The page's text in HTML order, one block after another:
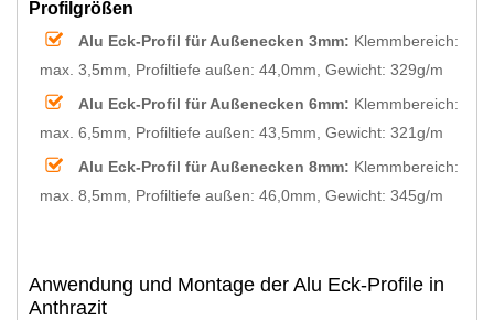
Profilgrößen
Alu Eck-Profil für Außenecken 3mm: Klemmbereich:
max. 3,5mm, Profiltiefe außen: 44,0mm, Gewicht: 329g/m
Alu Eck-Profil für Außenecken 6mm: Klemmbereich:
max. 6,5mm, Profiltiefe außen: 43,5mm, Gewicht: 321g/m
Alu Eck-Profil für Außenecken 8mm: Klemmbereich:
max. 8,5mm, Profiltiefe außen: 46,0mm, Gewicht: 345g/m
Anwendung und Montage der Alu Eck-Profile in
Anthrazit